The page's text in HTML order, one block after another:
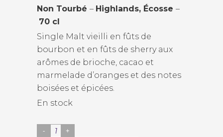
Non Tourbé – Highlands, Écosse –
70 cl
Single Malt vieilli en fûts de
bourbon et en fûts de sherry aux
arômes de brioche, cacao et
marmelade d’oranges et des notes
boisées et épicées.
En stock
The